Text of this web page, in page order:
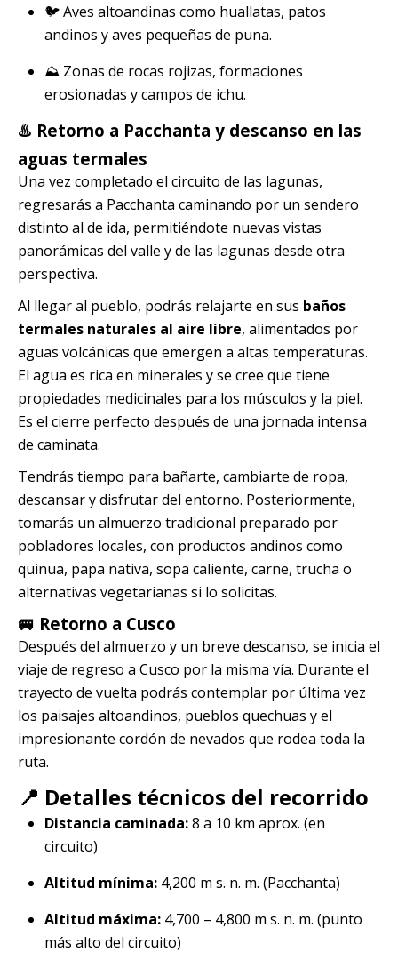
🐦 Aves altoandinas como huallatas, patos
andinos y aves pequeñas de puna.
⛰️ Zonas de rocas rojizas, formaciones
erosionadas y campos de ichu.
♨️ Retorno a Pacchanta y descanso en las
aguas termales
Una vez completado el circuito de las lagunas,
regresarás a Pacchanta caminando por un sendero
distinto al de ida, permitiéndote nuevas vistas
panorámicas del valle y de las lagunas desde otra
perspectiva.
Al llegar al pueblo, podrás relajarte en sus baños
termales naturales al aire libre, alimentados por
aguas volcánicas que emergen a altas temperaturas.
El agua es rica en minerales y se cree que tiene
propiedades medicinales para los músculos y la piel.
Es el cierre perfecto después de una jornada intensa
de caminata.
Tendrás tiempo para bañarte, cambiarte de ropa,
descansar y disfrutar del entorno. Posteriormente,
tomarás un almuerzo tradicional preparado por
pobladores locales, con productos andinos como
quinua, papa nativa, sopa caliente, carne, trucha o
alternativas vegetarianas si lo solicitas.
🚐 Retorno a Cusco
Después del almuerzo y un breve descanso, se inicia el
viaje de regreso a Cusco por la misma vía. Durante el
trayecto de vuelta podrás contemplar por última vez
los paisajes altoandinos, pueblos quechuas y el
impresionante cordón de nevados que rodea toda la
ruta.
📍 Detalles técnicos del recorrido
Distancia caminada:8 a 10 km aprox. (en
circuito)
Altitud mínima: 4,200 m s. n. m. (Pacchanta)
Altitud máxima: 4,700 – 4,800 m s. n. m. (punto
más alto del circuito)